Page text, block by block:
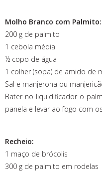
Molho Branco com Palmito:
200 g de palmito
1 cebola média
½ copo de água
1 colher (sopa) de amido de
Sal e manjerona ou
Bater no liquidificador o
panela e levar ao fogo com
Recheio:
1 maço de brócolis
300 g de palmito em rodelas